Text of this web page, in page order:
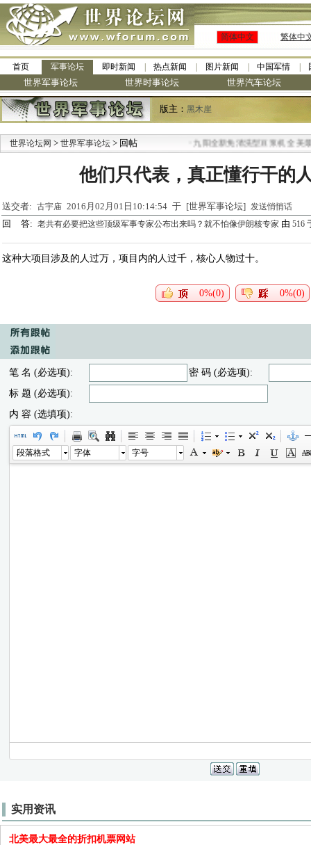
简体中文 繁体中
首页 军事论坛 即时新闻 热点新闻 图片新闻 中国军情
世界军事论坛 世界时事论坛 世界汽车论坛
版主： 黑木崖
世界论坛网 > 世界军事论坛 > 回帖 九阳全新免清洗型豆浆机 全美最低
他们只代表，真正懂行干的
送交者: 古宇庙 2016月02月01日10:14:54 于 [世界军事论坛] 发送悄悄话
回 答: 老共有必要把这些顶级军事专家公布出来吗？就不怕像伊朗核专家 由 516
这种大项目涉及的人过万，项目内的人过千，核心人物过十。
0%(0) 0%(0)
笔 名 (必选项):
密 码 (必选项):
标 题 (必选项):
内 容 (选填项):
段落格式 字体 字号
实用资讯
北美最大最全的折扣机票网站